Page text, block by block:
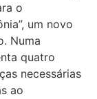
o
um novo
Numa
quatro
necessárias
ao